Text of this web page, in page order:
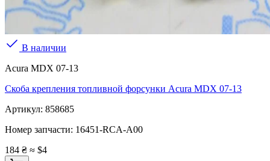
В наличии
Acura MDX 07-13
Скоба крепления топливной форсунки Acura MDX 07-13
Артикул: 858685
Номер запчасти: 16451-RCA-A00
184 ₴ ≈ $4